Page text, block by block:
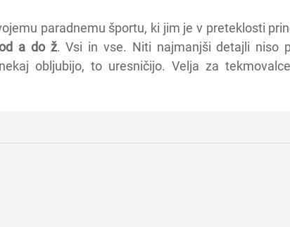
paradnemu športu, ki jim je v preteklosti
a do ž. Vsi in vse. Niti najmanjši detajli niso
obljubijo, to uresničijo. Velja za